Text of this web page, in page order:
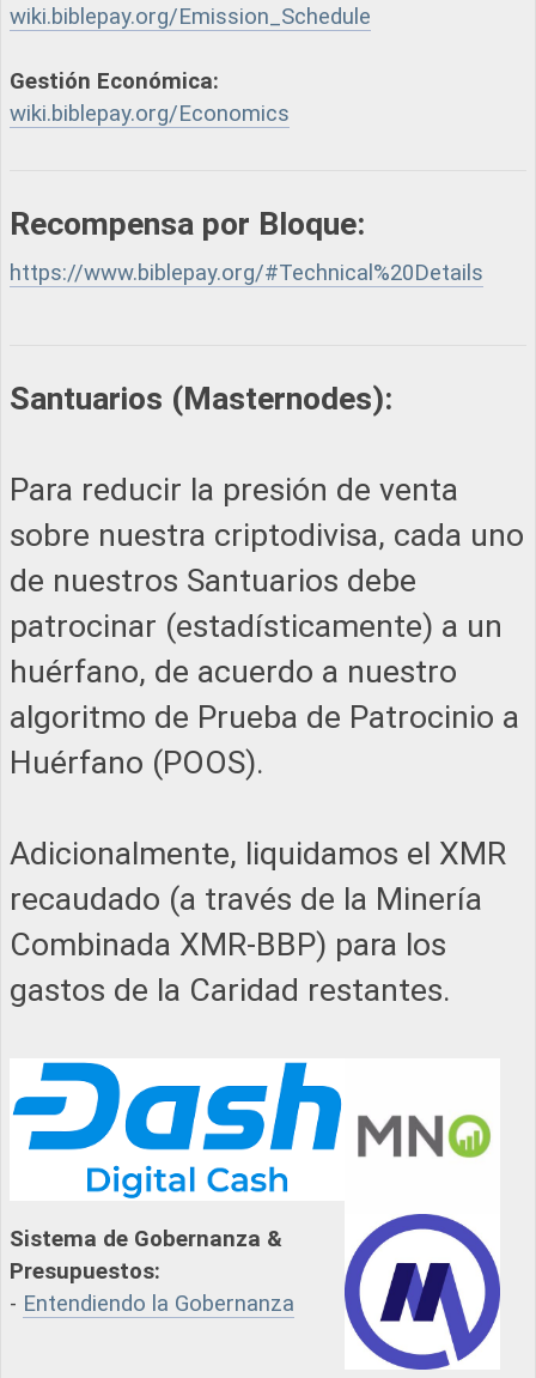
wiki.biblepay.org/Emission_Schedule
Gestión Económica:
wiki.biblepay.org/Economics
Recompensa por Bloque:
https://www.biblepay.org/#Technical%20Details
Santuarios (Masternodes):
Para reducir la presión de venta
sobre nuestra criptodivisa, cada uno
de nuestros Santuarios debe
patrocinar (estadísticamente) a un
huérfano, de acuerdo a nuestro
algoritmo de Prueba de Patrocinio a
Huérfano (POOS).
Adicionalmente, liquidamos el XMR
recaudado (a través de la Minería
Combinada XMR-BBP) para los
gastos de la Caridad restantes.
Sistema de Gobernanza &
Presupuestos:
- Entendiendo la Gobernanza